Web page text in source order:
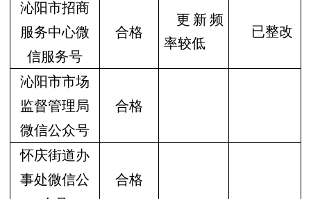
沁阳市招商
服务中心微
信服务号
合格
更新频
率较低
已整改
沁阳市市场
监督管理局
微信公众号
合格
怀庆街道办
事处微信公
合格